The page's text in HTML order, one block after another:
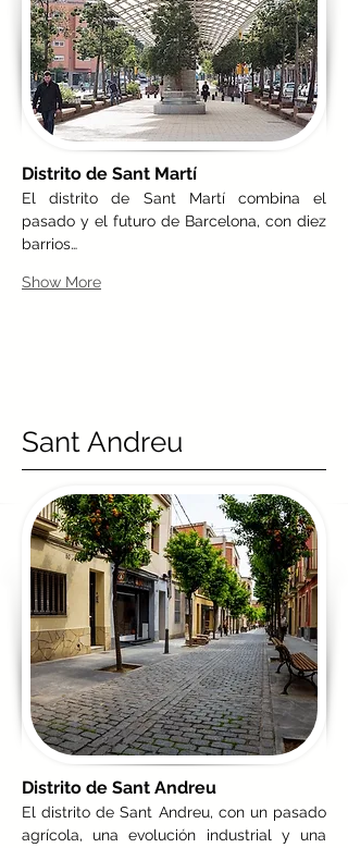
Distrito de Sant Martí
El distrito de Sant Martí combina el
pasado y el futuro de Barcelona, con diez
barrios…
Show More
Sant Andreu
Distrito de Sant Andreu
El distrito de Sant Andreu, con un pasado
agrícola, una evolución industrial y una